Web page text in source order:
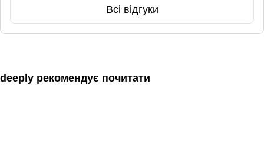
Всі відгуки
deeply рекомендує почитати